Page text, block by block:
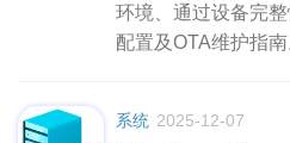
环境、通过设备完
配置及OTA维护指南
系统 2025-12-07